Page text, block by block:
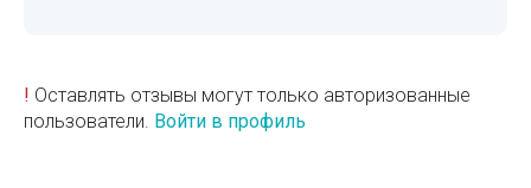
! Оставлять отзывы могут только авторизованные
пользователи. Войти в профиль